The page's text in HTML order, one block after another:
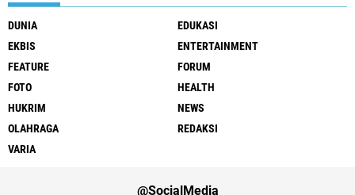
DUNIA
EDUKASI
EKBIS
ENTERTAINMENT
FEATURE
FORUM
FOTO
HEALTH
HUKRIM
NEWS
OLAHRAGA
REDAKSI
VARIA
@SocialMedia